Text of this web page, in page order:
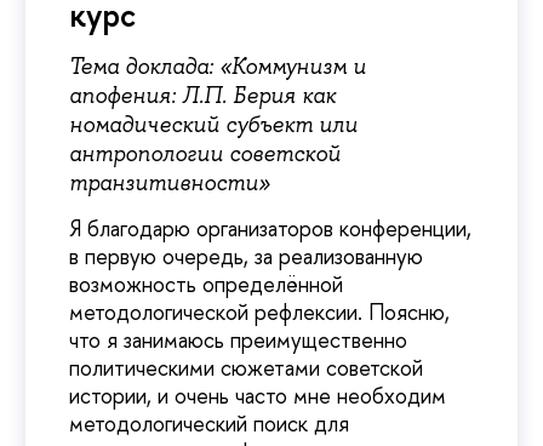
курс
Тема доклада: «Коммунизм и
апофения: Л.П. Берия как
номадический субъект или
антропологии советской
транзитивности»
Я благодарю организаторов конференции,
в первую очередь, за реализованную
возможность определённой
методологической рефлексии. Поясню,
что я занимаюсь преимущественно
политическими сюжетами советской
истории, и очень часто мне необходим
методологический поиск для